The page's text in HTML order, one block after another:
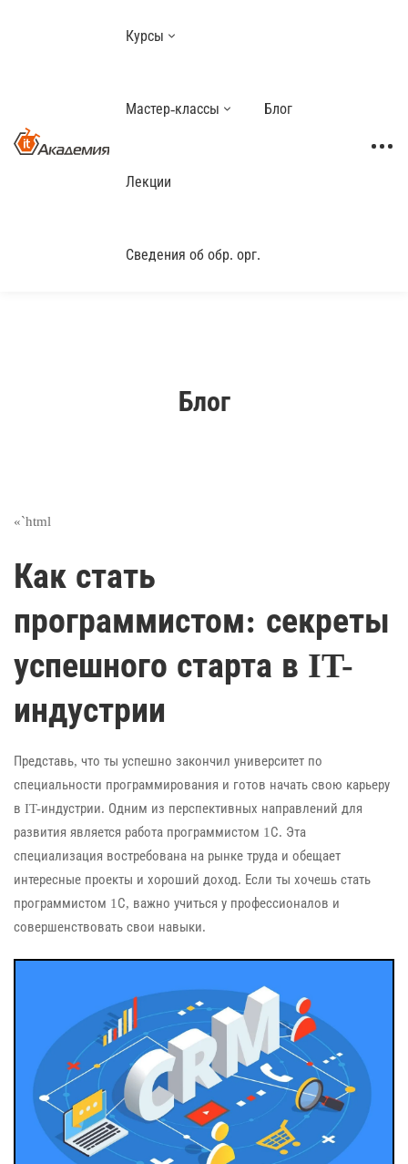
Курсы
Мастер-классы Блог
Лекции
Сведения об обр. орг.
Блог
«`html
Как стать
программистом: секреты
успешного старта в IT-
индустрии
Представь, что ты успешно закончил университет по
специальности программирования и готов начать свою карьеру
в IT-индустрии. Одним из перспективных направлений для
развития является работа программистом 1С. Эта
специализация востребована на рынке труда и обещает
интересные проекты и хороший доход. Если ты хочешь стать
программистом 1С, важно учиться у профессионалов и
совершенствовать свои навыки.